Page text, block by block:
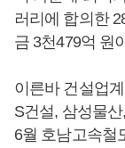
러리에 합의한
금 3천479억 원
이른바 건설업
S건설, 삼성물
6월 호남고속철